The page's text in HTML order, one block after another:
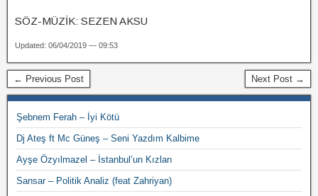
SÖZ-MÜZİK: SEZEN AKSU
Updated: 06/04/2019 — 09:53
← Previous Post Next Post →
Şebnem Ferah – İyi Kötü
Dj Ateş ft Mc Güneş – Seni Yazdım Kalbime
Ayşe Özyılmazel – İstanbul’un Kızları
Sansar – Politik Analiz (feat Zahriyan)